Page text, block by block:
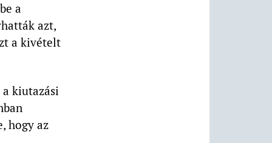
a
azt,
a kivételt
kiutazási
hogy az